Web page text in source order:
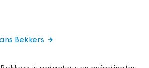
Bekkers